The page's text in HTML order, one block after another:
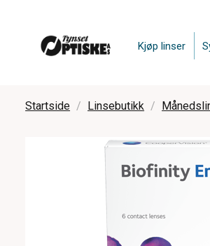
Kjøp linser
Startside Linsebutikk